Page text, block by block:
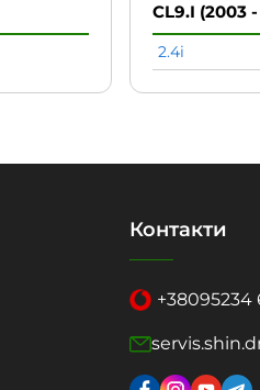
CL9.I (2003
2.4i
Контакти
+38095234